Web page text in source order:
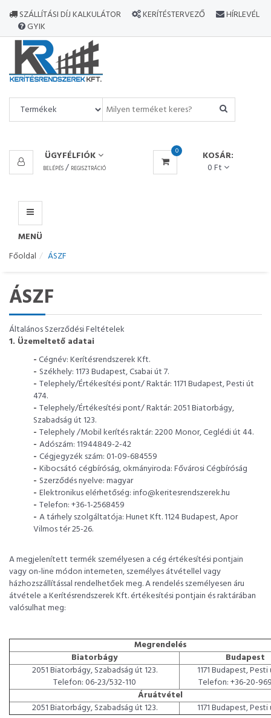
SZÁLLÍTÁSI DÍJ KALKULÁTOR KERÍTÉSTERVEZŐ
HÍRLEVÉL
GYIK
ÜGYFÉLFIÓK
BELÉPÉS/ REGISZTRÁCIÓ
0
KOSÁR:
0 Ft
MENÜ
MINDEN
TERMÉK
MENÜ
Főoldal ÁSZF
ÁSZF
Általános Szerződési Feltételek
1. Üzemeltető adatai
-Cégnév: Kerítésrendszerek Kft.
- Székhely: 1173 Budapest, Csabai út 7.
- Telephely/Értékesítési pont/ Raktár: 1171 Budapest, Pesti út
474.
- Telephely/Értékesítési pont/ Raktár: 2051 Biatorbágy,
Szabadság út 123.
- Telephely /Mobil kerítés raktár: 2200 Monor, Ceglédi út 44.
- Adószám: 11944849-2-42
- Cégjegyzék szám: 01-09-684559
- Kibocsátó cégbíróság, okmányiroda: Fővárosi Cégbíróság
- Szerződés nyelve: magyar
- Elektronikus elérhetőség: info@keritesrendszerek.hu
- Telefon: +36-1-2568459
- A tárhely szolgáltatója: Hunet Kft. 1124 Budapest, Apor
Vilmos tér 25-26.
A megjelenített termék személyesen a cég értékesítési pontjain
vagy on-line módon interneten, személyes átvétellel vagy
házhozszállítással rendelhetőek meg. A rendelés személyesen áru
átvétele a Kerítésrendszerek Kft. értékesítési pontjain és raktárában
valósulhat meg:
Megrendelés
Biatorbágy
Budapest
2051 Biatorbágy, Szabadság út 123.
Telefon: 06-23/532-110
1171 Budapest,
Telefon: +36-20-
Áruátvétel
2051 Biatorbágy, Szabadság út 123.
1171 Budapest,